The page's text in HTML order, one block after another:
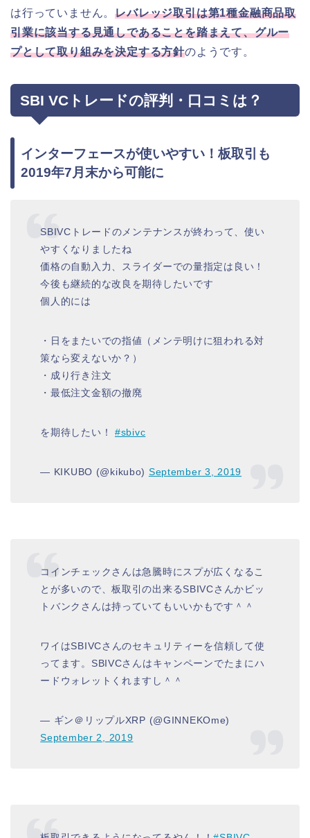
は行っていません。レバレッジ取引は第1種金融商品取
引業に該当する見通しであることを踏まえて、グルー
プとして取り組みを決定する方針のようです。
SBI VCトレードの評判・口コミは？
インターフェースが使いやすい！板取引も
2019年7月末から可能に
SBIVCトレードのメンテナンスが終わって、使い
やすくなりましたね
価格の自動入力、スライダーでの量指定は良い！
今後も継続的な改良を期待したいです
個人的には
・日をまたいでの指値（メンテ明けに狙われる対
策なら変えないか？）
・成り行き注文
・最低注文金額の撤廃
を期待したい！ #sbivc
— KIKUBO (@kikubo) September 3, 2019
コインチェックさんは急騰時にスプが広くなるこ
とが多いので、板取引の出来るSBIVCさんかビッ
トバンクさんは持っていてもいいかもです＾＾
ワイはSBIVCさんのセキュリティーを信頼して使
ってます。SBIVCさんはキャンペーンでたまにハ
ードウォレットくれますし＾＾
— ギン＠リップルXRP (@GINNEKOme)
September 2, 2019